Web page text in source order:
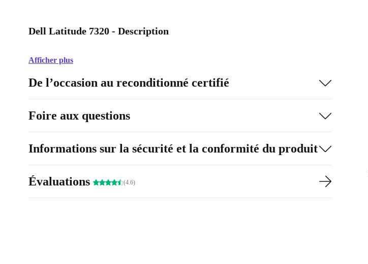
Dell Latitude 7320 - Description
Afficher plus
De l’occasion au reconditionné certifié
Foire aux questions
Informations sur la sécurité et la conformité du produit
Évaluations (4.6)